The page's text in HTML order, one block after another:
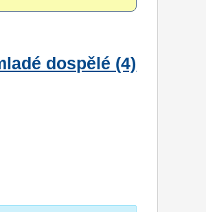
dospělé (4)